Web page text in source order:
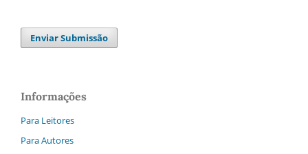
Enviar Submissão
Informações
Para Leitores
Para Autores